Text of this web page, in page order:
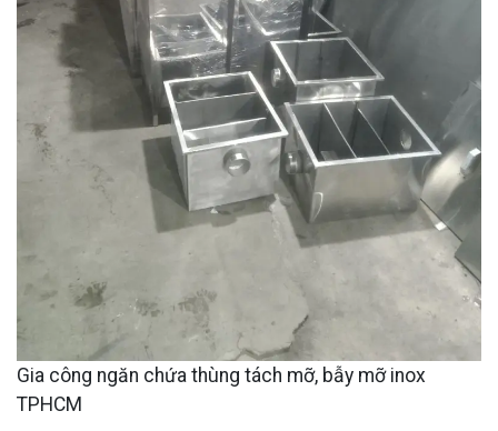
Gia công ngăn chứa thùng tách mỡ, bẫy mỡ inox
TPHCM